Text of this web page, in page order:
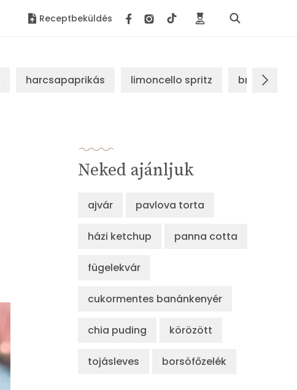
Receptbeküldés
harcsapaprikás limoncello spritz brassói
Neked ajánljuk
ajvár pavlova torta
házi ketchup panna cotta
fügelekvár
cukormentes banánkenyér
chia puding körözött
tojásleves borsófőzelék